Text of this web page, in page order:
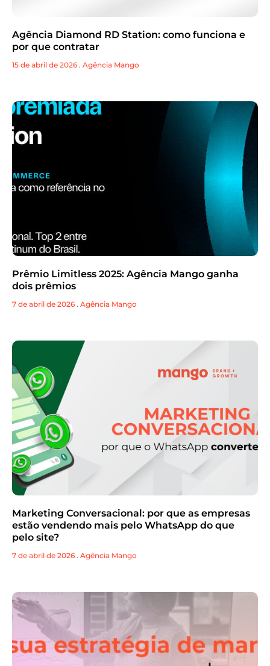
Agência Diamond RD Station: como funciona e
por que contratar
15 de abril de 2026 . Agência Mango
Prêmio Limitless 2025: Agência Mango ganha
dois prêmios
7 de abril de 2026 . Agência Mango
Marketing Conversacional: por que as empresas
estão vendendo mais pelo WhatsApp do que
pelo site?
7 de abril de 2026 . Agência Mango